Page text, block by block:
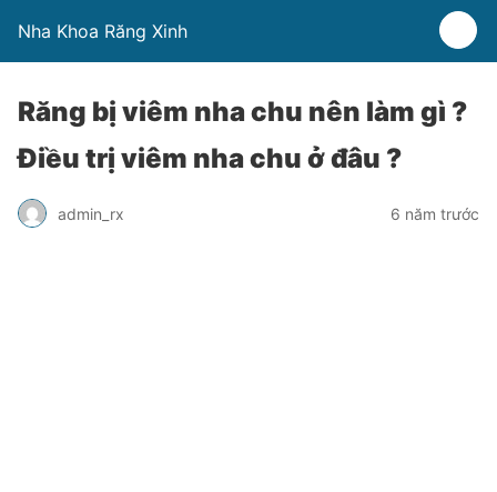
Nha Khoa Răng Xinh
Răng bị viêm nha chu nên làm gì ?
Điều trị viêm nha chu ở đâu ?
admin_rx 6 năm trước